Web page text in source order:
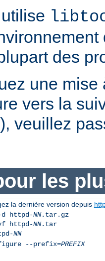
des
une
vers la
veuillez
les
la dernière version depuis
httpd-NN.tar.gz
httpd-NN.tar
NN
--prefix=PREFIX